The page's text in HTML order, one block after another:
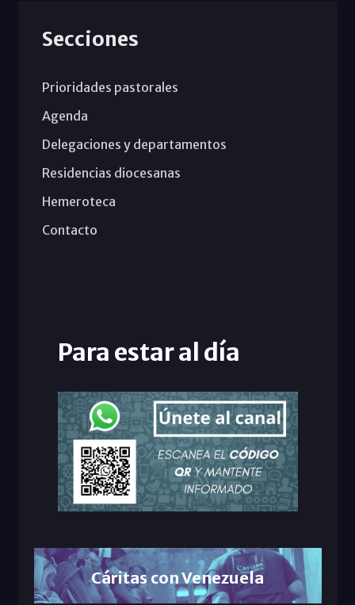
Secciones
Prioridades pastorales
Agenda
Delegaciones y departamentos
Residencias diocesanas
Hemeroteca
Contacto
Para estar al día
Cáritas con Venezuela